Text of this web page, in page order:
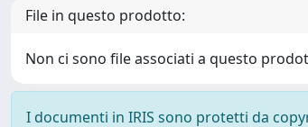
File in questo prodotto:
Non ci sono file associati a questo
I documenti in IRIS sono protetti da